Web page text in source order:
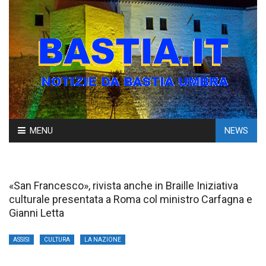
Skip
to
MENU NEWS
«San Francesco», rivista anche in Braille Iniziativa
culturale presentata a Roma col ministro Carfagna e
Gianni Letta
ASSISI CULTURA LA NAZIONE